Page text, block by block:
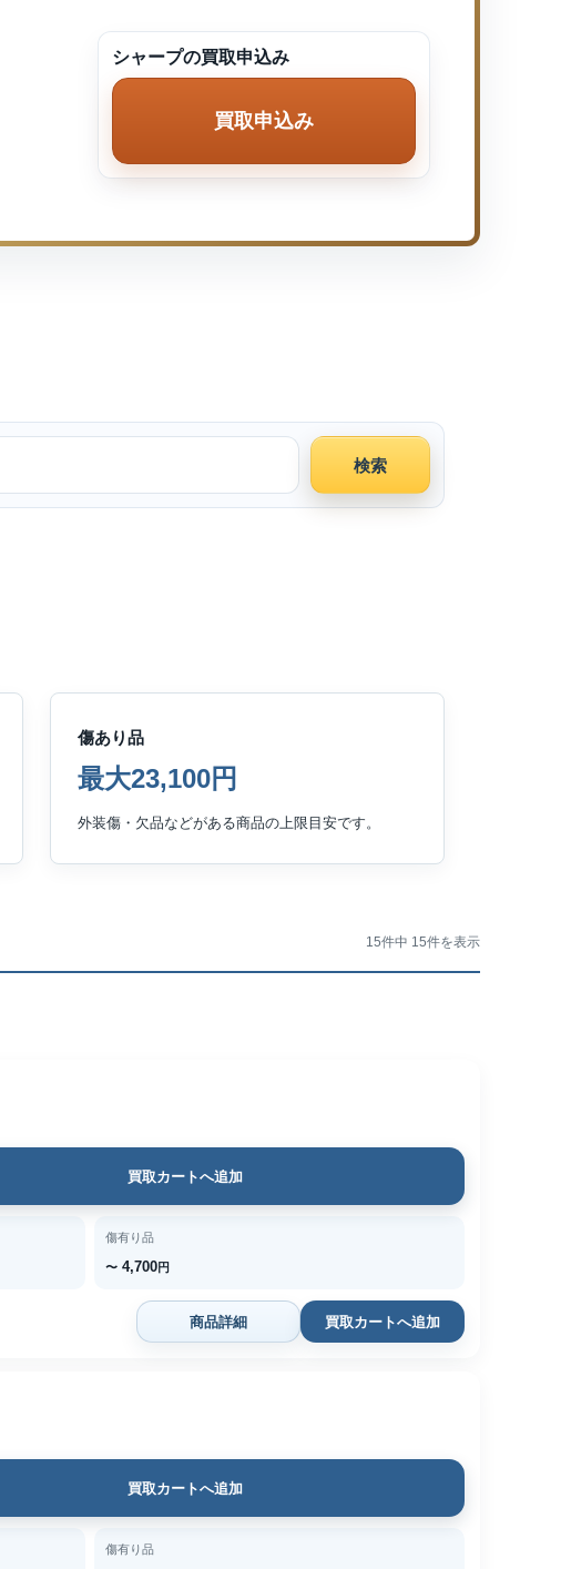
シャープの買取申込み
買取申込み
検索
傷あり品
最大23,100円
外装傷・欠品などがある商品の上限目安です。
15件中 15件を表示
買取カートへ追加
傷有り品
〜 4,700円
商品詳細 買取カートへ追加
買取カートへ追加
傷有り品